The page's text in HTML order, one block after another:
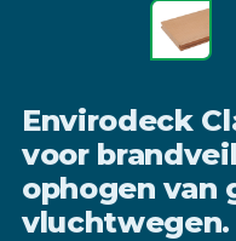
Envirodeck
voor
ophogen van
vluchtwegen.